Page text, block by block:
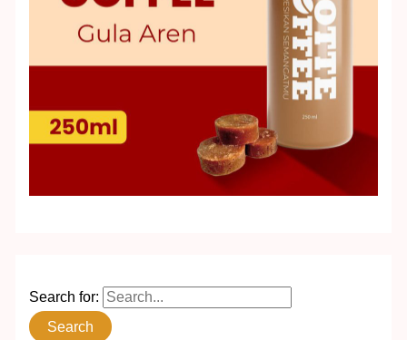
Search for: